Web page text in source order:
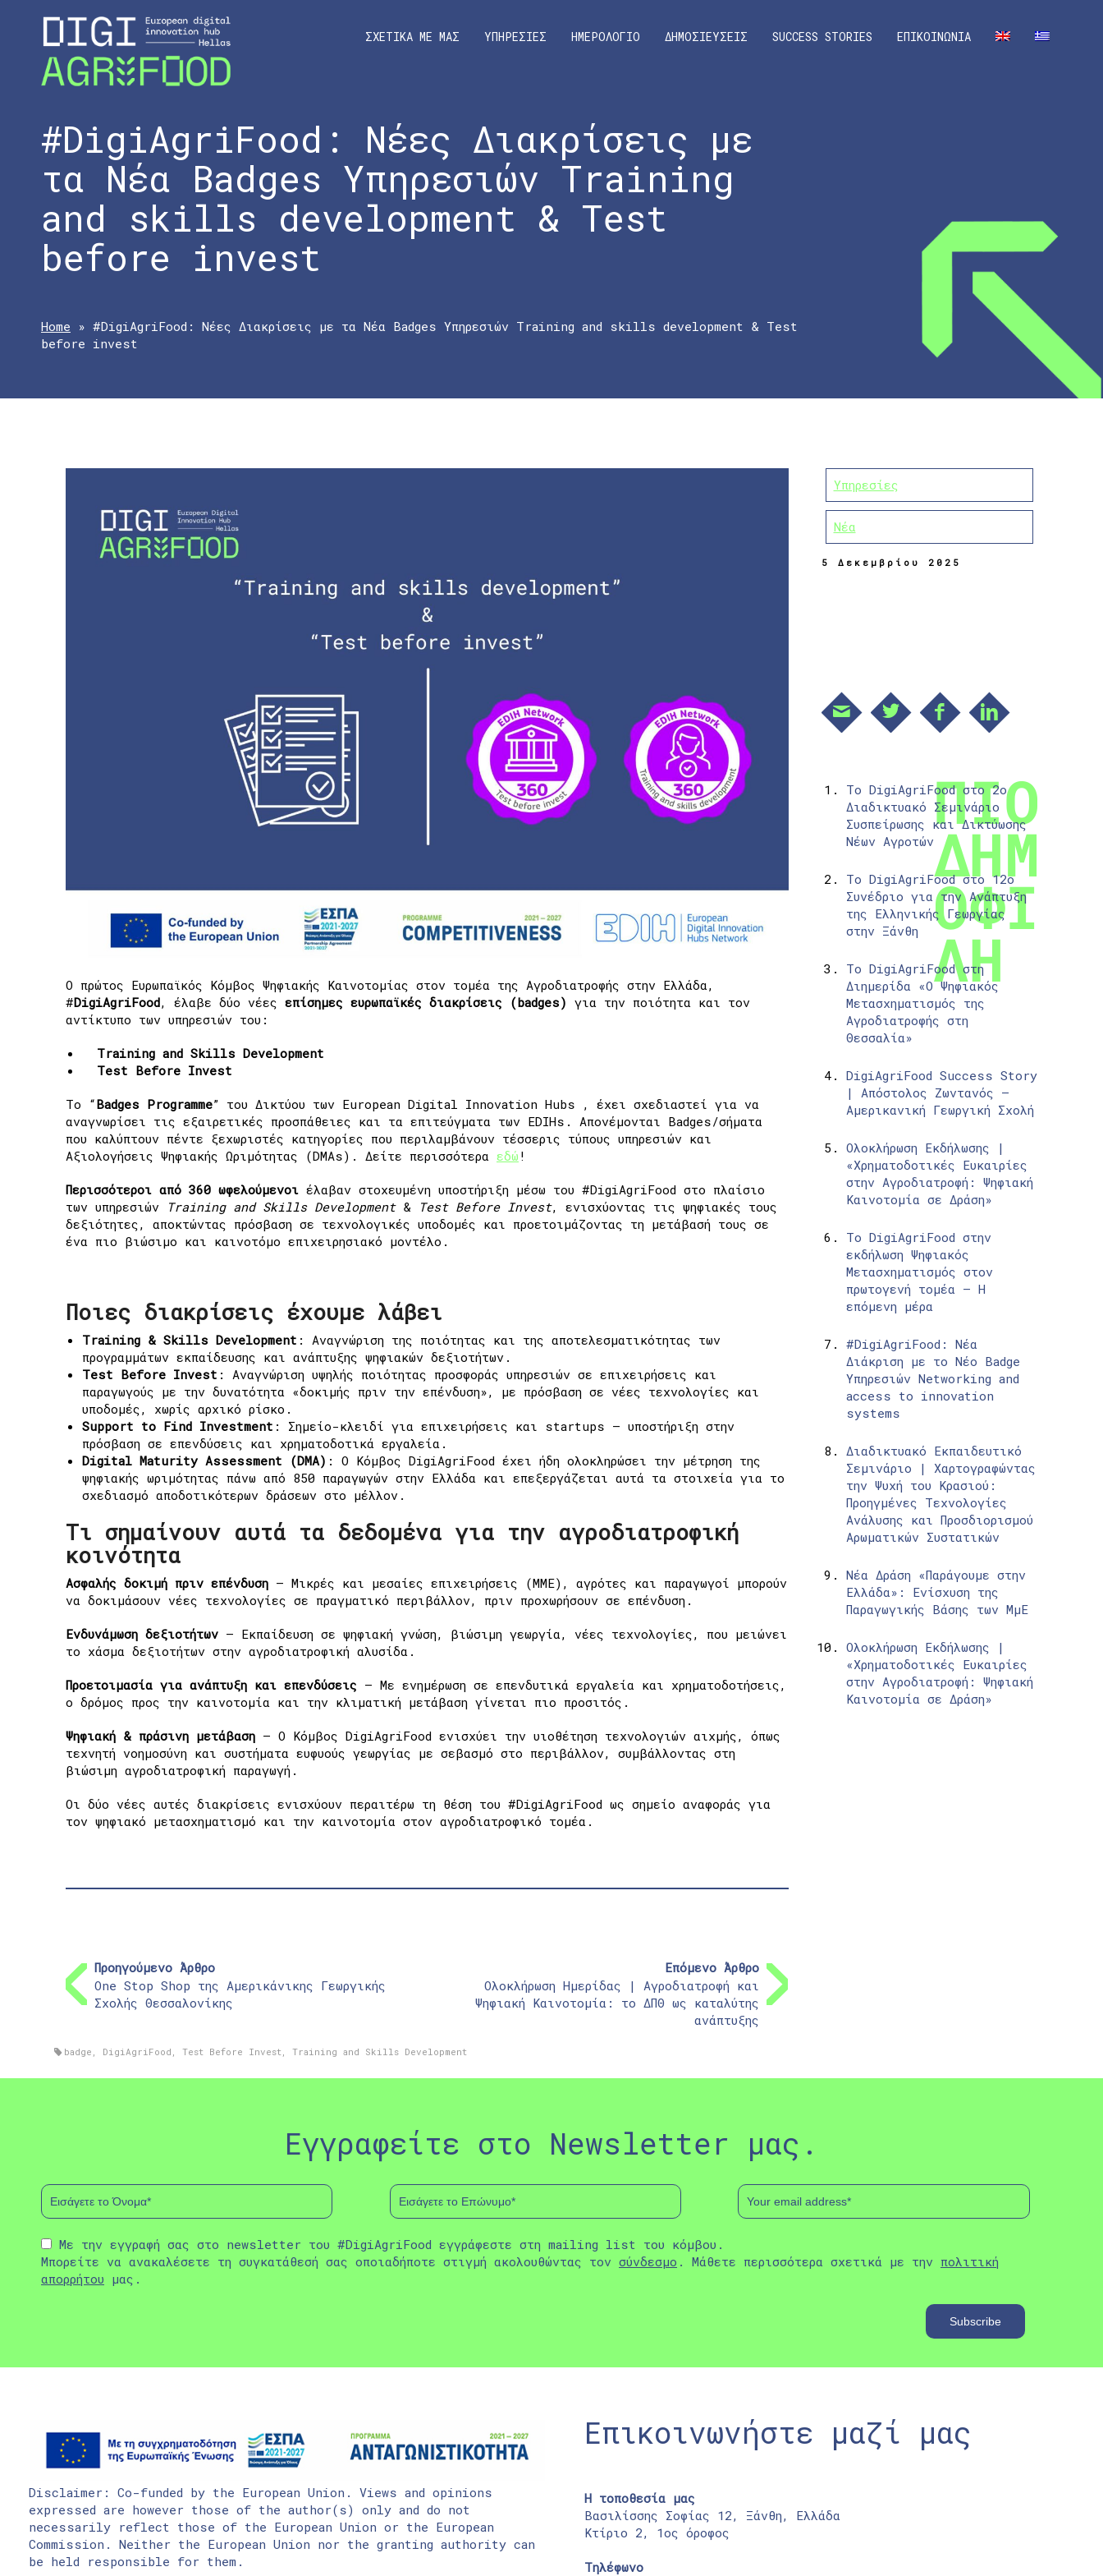
ΣΧΕΤΙΚΑ ΜΕ ΜΑΣ ΥΠΗΡΕΣΙΕΣ ΗΜΕΡΟΛΟΓΙΟ ΔΗΜΟΣΙΕΥΣΕΙΣ SUCCESS STORIES ΕΠΙΚΟΙΝΩΝΙΑ
#DigiAgriFood: Νέες Διακρίσεις με
τα Νέα Badges Υπηρεσιών Training
and skills development & Test
before invest
Home » #DigiAgriFood: Νέες Διακρίσεις με τα Νέα Badges Υπηρεσιών Training and skills development & Test
before invest
Ο πρώτος Ευρωπαϊκός Κόμβος Ψηφιακής Καινοτομίας στον τομέα της Αγροδιατροφής στην Ελλάδα,
#DigiAgriFood, έλαβε δύο νέες επίσημες ευρωπαϊκές διακρίσεις (badges) για την ποιότητα και τον
αντίκτυπο των υπηρεσιών του:
Training and Skills Development
Test Before Invest
Το “Badges Programme” του Δικτύου των European Digital Innovation Hubs , έχει σχεδιαστεί για να
αναγνωρίσει τις εξαιρετικές προσπάθειες και τα επιτεύγματα των EDIHs. Απονέμονται Badges/σήματα
που καλύπτουν πέντε ξεχωριστές κατηγορίες που περιλαμβάνουν τέσσερις τύπους υπηρεσιών και
Αξιολογήσεις Ψηφιακής Ωριμότητας (DMAs). Δείτε περισσότερα εδώ !
Περισσότεροι από 360 ωφελούμενοι έλαβαν στοχευμένη υποστήριξη μέσω του #DigiAgriFood στο πλαίσιο
των υπηρεσιών
Training and Skills Development& Test Before Invest, ενισχύοντας τις ψηφιακές τους
δεξιότητες, αποκτώντας πρόσβαση σε τεχνολογικές υποδομές και προετοιμάζοντας τη μετάβασή τους σε
ένα πιο βιώσιμο και καινοτόμο επιχειρησιακό μοντέλο.
Ποιες διακρίσεις έχουμε λάβει
Training & Skills Development : Αναγνώριση της ποιότητας και της αποτελεσματικότητας των
προγραμμάτων εκπαίδευσης και ανάπτυξης ψηφιακών δεξιοτήτων.
Test Before Invest : Αναγνώριση υψηλής ποιότητας προσφοράς υπηρεσιών σε επιχειρήσεις και
παραγωγούς με την δυνατότητα «δοκιμής πριν την επένδυση», με πρόσβαση σε νέες τεχνολογίες και
υποδομές, χωρίς αρχικό ρίσκο.
Support to Find Investment : Σημείο-κλειδί για επιχειρήσεις και startups — υποστήριξη στην
πρόσβαση σε επενδύσεις και χρηματοδοτικά εργαλεία.
Digital Maturity Assessment (DMA) : Ο Κόμβος DigiAgriFood έχει ήδη ολοκληρώσει την μέτρηση της
ψηφιακής ωριμότητας πάνω από 850 παραγωγών στην Ελλάδα και επεξεργάζεται αυτά τα στοιχεία για το
σχεδιασμό αποδοτικότερων δράσεων στο μέλλον.
Τι σημαίνουν αυτά τα δεδομένα για την αγροδιατροφική
κοινότητα
Ασφαλής δοκιμή πριν επένδυση — Μικρές και μεσαίες επιχειρήσεις (ΜΜΕ), αγρότες και παραγωγοί μπορούν
να δοκιμάσουν νέες τεχνολογίες σε πραγματικό περιβάλλον, πριν προχωρήσουν σε επένδυση.
Ενδυνάμωση δεξιοτήτων — Εκπαίδευση σε ψηφιακή γνώση, βιώσιμη γεωργία, νέες τεχνολογίες, που μειώνει
το χάσμα δεξιοτήτων στην αγροδιατροφική αλυσίδα.
Προετοιμασία για ανάπτυξη και επενδύσεις — Με ενημέρωση σε επενδυτικά εργαλεία και χρηματοδοτήσεις,
ο δρόμος προς την καινοτομία και την κλιματική μετάβαση γίνεται πιο προσιτός.
Ψηφιακή & πράσινη μετάβαση — Ο Κόμβος DigiAgriFood ενισχύει την υιοθέτηση τεχνολογιών αιχμής, όπως
τεχνητή νοημοσύνη και συστήματα ευφυούς γεωργίας με σεβασμό στο περιβάλλον, συμβάλλοντας στη
βιώσιμη αγροδιατροφική παραγωγή.
Οι δύο νέες αυτές διακρίσεις ενισχύουν περαιτέρω τη θέση του #DigiAgriFood ως σημείο αναφοράς για
τον ψηφιακό μετασχηματισμό και την καινοτομία στον αγροδιατροφικό τομέα.
Προηγούμενο Άρθρο
One Stop Shop της Αμερικάνικης Γεωργικής
Σχολής Θεσσαλονίκης
Επόμενο Άρθρο
Ολοκλήρωση Ημερίδας | Αγροδιατροφή και
Ψηφιακή Καινοτομία: το ΔΠΘ ως καταλύτης
ανάπτυξης
Υπηρεσίες
Νέα
5 Δεκεμβρίου 2025
Το DigiAgriFood στο 2ο
Διαδικτυακό Σεμινάριο
Συσπείρωσης και Δικτύωσης
Νέων Αγροτών
Το DigiAgriFood στο 12ο
Συνέδριο για την Ανάπτυξη
της Ελληνικής Γεωργίας
στην Ξάνθη
Το DigiAgriFood στη
Διημερίδα «Ο Ψηφιακός
Μετασχηματισμός της
Αγροδιατροφής στη
Θεσσαλία»
DigiAgriFood Success Story
| Απόστολος Ζωντανός –
Αμερικανική Γεωργική Σχολή
Ολοκλήρωση Εκδήλωσης |
«Χρηματοδοτικές Ευκαιρίες
στην Αγροδιατροφή: Ψηφιακή
Καινοτομία σε Δράση»
Το DigiAgriFood στην
εκδήλωση Ψηφιακός
Μετασχηματισμός στον
πρωτογενή τομέα – Η
επόμενη μέρα
#DigiAgriFood: Νέα
Διάκριση με το Νέο Badge
Υπηρεσιών Networking and
access to innovation
systems
Διαδικτυακό Εκπαιδευτικό
Σεμινάριο | Χαρτογραφώντας
την Ψυχή του Κρασιού:
Προηγμένες Τεχνολογίες
Ανάλυσης και Προσδιορισμού
Αρωματικών Συστατικών
Νέα Δράση «Παράγουμε στην
Ελλάδα»: Ενίσχυση της
Παραγωγικής Βάσης των ΜμΕ
Ολοκλήρωση Εκδήλωσης |
«Χρηματοδοτικές Ευκαιρίες
στην Αγροδιατροφή: Ψηφιακή
Καινοτομία σε Δράση»
badge DigiAgriFood ,Test Before Invest ,Training and Skills Development
Εγγραφείτε στο Newsletter μας.
Με την εγγραφή σας στο newsletter του #DigiAgriFood εγγράφεστε στη mailing list του κόμβου.
Μπορείτε να ανακαλέσετε τη συγκατάθεσή σας οποιαδήποτε στιγμή ακολουθώντας τον σύνδεσμο . Μάθετε περισσότερα σχετικά με την πολιτική
απορρήτου μας.
Disclaimer: Co-funded by the European Union. Views and opinions
expressed are however those of the author(s) only and do not
necessarily reflect those of the European Union or the European
Commission. Neither the European Union nor the granting authority can
be held responsible for them.
Επικοινωνήστε μαζί μας
Η τοποθεσία μας
Βασιλίσσης Σοφίας 12, Ξάνθη, Ελλάδα
Κτίριο 2, 1ος όροφος
Τηλέφωνο